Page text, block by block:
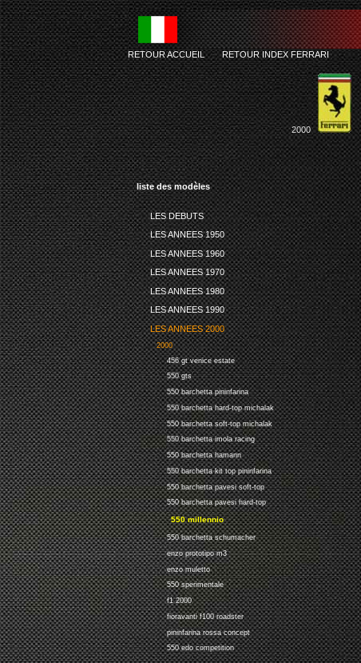
liste des modèles
LES DEBUTS
LES ANNEES 1950
LES ANNEES 1960
LES ANNEES 1970
LES ANNEES 1980
LES ANNEES 1990
LES ANNEES 2000
2000
456 gt venice estate
550 gts
550 barchetta pininfarina
550 barchetta hard-top michalak
550 barchetta soft-top michalak
550 barchetta imola racing
550 barchetta hamann
550 barchetta kit top pininfarina
550 barchetta pavesi soft-top
550 barchetta pavesi hard-top
550 millennio
550 barchetta schumacher
enzo prototipo m3
enzo muletto
550 sperimentale
f1 2000
fioravanti f100 roadster
pininfarina rossa concept
550 edo competition
RETOUR ACCUEIL-RETOUR INDEX FERRARI
2000